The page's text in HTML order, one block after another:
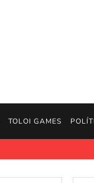
TOLOI GAMES